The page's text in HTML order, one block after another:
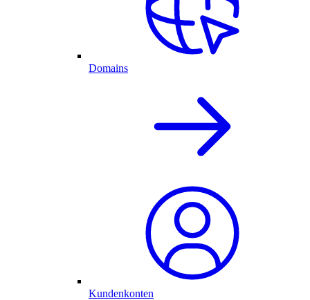
Domains
Kundenkonten